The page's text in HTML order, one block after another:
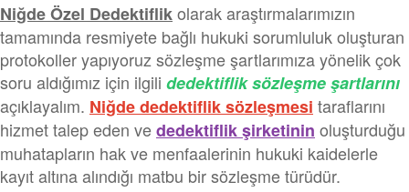
Niğde Özel Dedektiflikolarak araştırmalarımızın
tamamında resmiyete bağlı hukuki sorumluluk oluşturan
protokoller yapıyoruz sözleşme şartlarımıza yönelik çok
soru aldığımız için ilgili dedektiflik sözleşme şartlarını
açıklayalım. Niğde dedektiflik sözleşmesi taraflarını
hizmet talep eden vededektiflik şirketinin oluşturduğu
muhatapların hak ve menfaalerinin hukuki kaidelerle
kayıt altına alındığı matbu bir sözleşme türüdür.